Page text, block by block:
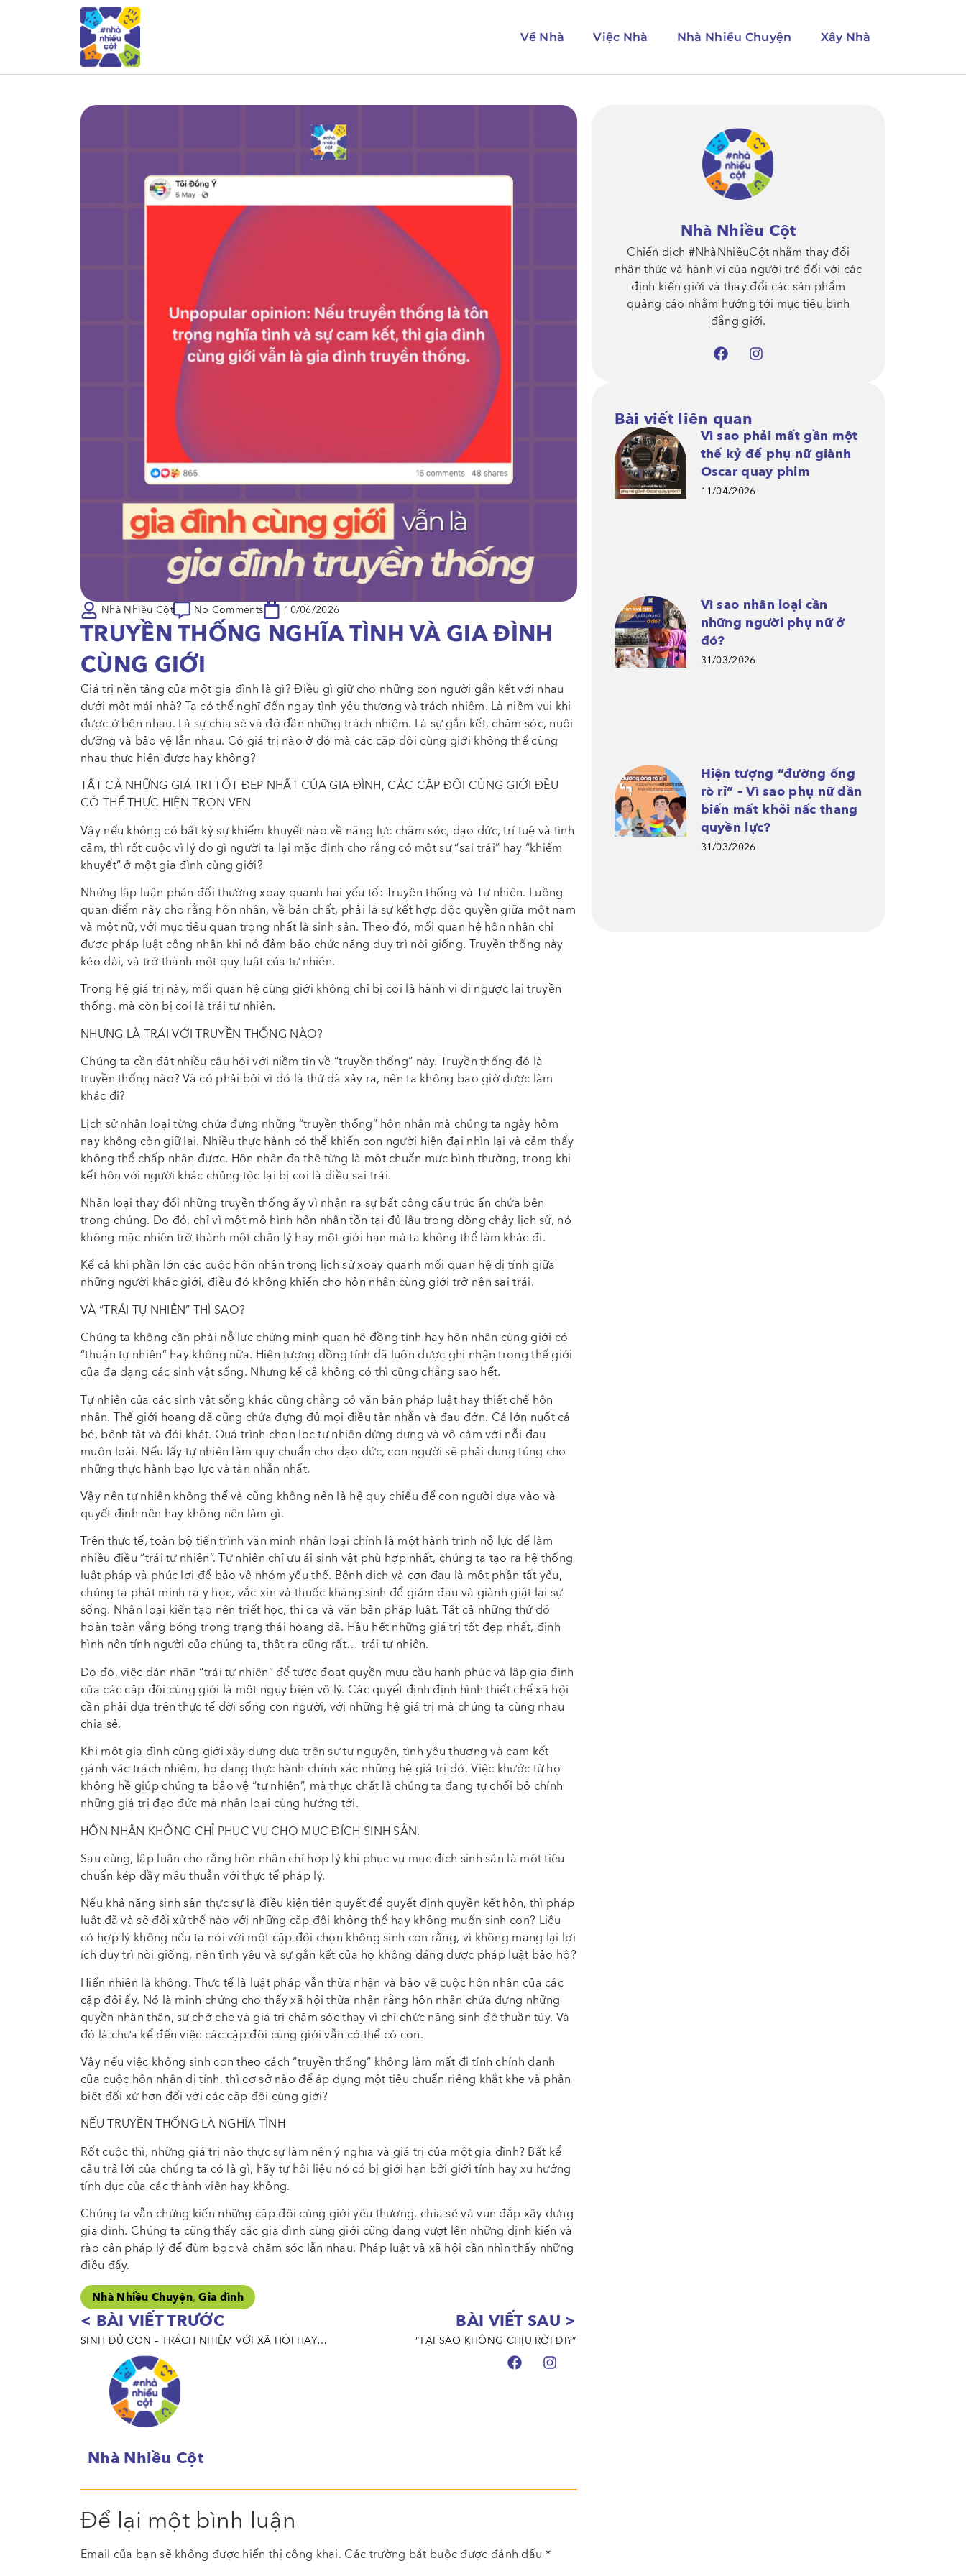
Về Nhà Việc Nhà Nhà Nhiều Chuyện Xây Nhà
Nhà Nhiều Cột No Comments 10/06/2026
TRUYỀN THỐNG NGHĨA TÌNH VÀ GIA ĐÌNH
CÙNG GIỚI
Giá trị nền tảng của một gia đình là gì? Điều gì giữ cho những con người gắn kết với nhau
dưới một mái nhà? Ta có thể nghĩ đến ngay tình yêu thương và trách nhiệm. Là niềm vui khi
được ở bên nhau. Là sự chia sẻ và đỡ đần những trách nhiệm. Là sự gắn kết, chăm sóc, nuôi
dưỡng và bảo vệ lẫn nhau. Có giá trị nào ở đó mà các cặp đôi cùng giới không thể cùng
nhau thực hiện được hay không?
TẤT CẢ NHỮNG GIÁ TRỊ TỐT ĐẸP NHẤT CỦA GIA ĐÌNH, CÁC CẶP ĐÔI CÙNG GIỚI ĐỀU
CÓ THỂ THỰC HIỆN TRỌN VẸN
Vậy nếu không có bất kỳ sự khiếm khuyết nào về năng lực chăm sóc, đạo đức, trí tuệ và tình
cảm, thì rốt cuộc vì lý do gì người ta lại mặc định cho rằng có một sự “sai trái” hay “khiếm
khuyết” ở một gia đình cùng giới?
Những lập luận phản đối thường xoay quanh hai yếu tố: Truyền thống và Tự nhiên. Luồng
quan điểm này cho rằng hôn nhân, về bản chất, phải là sự kết hợp độc quyền giữa một nam
và một nữ, với mục tiêu quan trọng nhất là sinh sản. Theo đó, mối quan hệ hôn nhân chỉ
được pháp luật công nhận khi nó đảm bảo chức năng duy trì nòi giống. Truyền thống này
kéo dài, và trở thành một quy luật của tự nhiên.
Trong hệ giá trị này, mối quan hệ cùng giới không chỉ bị coi là hành vi đi ngược lại truyền
thống, mà còn bị coi là trái tự nhiên.
NHƯNG LÀ TRÁI VỚI TRUYỀN THỐNG NÀO?
Chúng ta cần đặt nhiều câu hỏi với niềm tin về “truyền thống” này. Truyền thống đó là
truyền thống nào? Và có phải bởi vì đó là thứ đã xảy ra, nên ta không bao giờ được làm
khác đi?
Lịch sử nhân loại từng chứa đựng những “truyền thống” hôn nhân mà chúng ta ngày hôm
nay không còn giữ lại. Nhiều thực hành có thể khiến con người hiện đại nhìn lại và cảm thấy
không thể chấp nhận được. Hôn nhân đa thê từng là một chuẩn mực bình thường, trong khi
kết hôn với người khác chủng tộc lại bị coi là điều sai trái.
Nhân loại thay đổi những truyền thống ấy vì nhận ra sự bất công cấu trúc ẩn chứa bên
trong chúng. Do đó, chỉ vì một mô hình hôn nhân tồn tại đủ lâu trong dòng chảy lịch sử, nó
không mặc nhiên trở thành một chân lý hay một giới hạn mà ta không thể làm khác đi.
Kể cả khi phần lớn các cuộc hôn nhân trong lịch sử xoay quanh mối quan hệ dị tính giữa
những người khác giới, điều đó không khiến cho hôn nhân cùng giới trở nên sai trái.
VÀ “TRÁI TỰ NHIÊN” THÌ SAO?
Chúng ta không cần phải nỗ lực chứng minh quan hệ đồng tính hay hôn nhân cùng giới có
“thuận tự nhiên” hay không nữa. Hiện tượng đồng tính đã luôn được ghi nhận trong thế giới
của đa dạng các sinh vật sống. Nhưng kể cả không có thì cũng chẳng sao hết.
Tự nhiên của các sinh vật sống khác cũng chẳng có văn bản pháp luật hay thiết chế hôn
nhân. Thế giới hoang dã cũng chứa đựng đủ mọi điều tàn nhẫn và đau đớn. Cá lớn nuốt cá
bé, bệnh tật và đói khát. Quá trình chọn lọc tự nhiên dửng dưng và vô cảm với nỗi đau
muôn loài. Nếu lấy tự nhiên làm quy chuẩn cho đạo đức, con người sẽ phải dung túng cho
những thực hành bạo lực và tàn nhẫn nhất.
Vậy nên tự nhiên không thể và cũng không nên là hệ quy chiếu để con người dựa vào và
quyết định nên hay không nên làm gì.
Trên thực tế, toàn bộ tiến trình văn minh nhân loại chính là một hành trình nỗ lực để làm
nhiều điều “trái tự nhiên”. Tự nhiên chỉ ưu ái sinh vật phù hợp nhất, chúng ta tạo ra hệ thống
luật pháp và phúc lợi để bảo vệ nhóm yếu thế. Bệnh dịch và cơn đau là một phần tất yếu,
chúng ta phát minh ra y học, vắc-xin và thuốc kháng sinh để giảm đau và giành giật lại sự
sống. Nhân loại kiến tạo nên triết học, thi ca và văn bản pháp luật. Tất cả những thứ đó
hoàn toàn vắng bóng trong trạng thái hoang dã. Hầu hết những giá trị tốt đẹp nhất, định
hình nên tính người của chúng ta, thật ra cũng rất… trái tự nhiên.
Do đó, việc dán nhãn “trái tự nhiên” để tước đoạt quyền mưu cầu hạnh phúc và lập gia đình
của các cặp đôi cùng giới là một ngụy biện vô lý. Các quyết định định hình thiết chế xã hội
cần phải dựa trên thực tế đời sống con người, với những hệ giá trị mà chúng ta cùng nhau
chia sẻ.
Khi một gia đình cùng giới xây dựng dựa trên sự tự nguyện, tình yêu thương và cam kết
gánh vác trách nhiệm, họ đang thực hành chính xác những hệ giá trị đó. Việc khước từ họ
không hề giúp chúng ta bảo vệ “tự nhiên”, mà thực chất là chúng ta đang tự chối bỏ chính
những giá trị đạo đức mà nhân loại cùng hướng tới.
HÔN NHÂN KHÔNG CHỈ PHỤC VỤ CHO MỤC ĐÍCH SINH SẢN.
Sau cùng, lập luận cho rằng hôn nhân chỉ hợp lý khi phục vụ mục đích sinh sản là một tiêu
chuẩn kép đầy mâu thuẫn với thực tế pháp lý.
Nếu khả năng sinh sản thực sự là điều kiện tiên quyết để quyết định quyền kết hôn, thì pháp
luật đã và sẽ đối xử thế nào với những cặp đôi không thể hay không muốn sinh con? Liệu
có hợp lý không nếu ta nói với một cặp đôi chọn không sinh con rằng, vì không mang lại lợi
ích duy trì nòi giống, nên tình yêu và sự gắn kết của họ không đáng được pháp luật bảo hộ?
Hiển nhiên là không. Thực tế là luật pháp vẫn thừa nhận và bảo vệ cuộc hôn nhân của các
cặp đôi ấy. Nó là minh chứng cho thấy xã hội thừa nhận rằng hôn nhân chứa đựng những
quyền nhân thân, sự chở che và giá trị chăm sóc thay vì chỉ chức năng sinh đẻ thuần túy. Và
đó là chưa kể đến việc các cặp đôi cùng giới vẫn có thể có con.
Vậy nếu việc không sinh con theo cách “truyền thống” không làm mất đi tính chính danh
của cuộc hôn nhân dị tính, thì cơ sở nào để áp dụng một tiêu chuẩn riêng khắt khe và phân
biệt đối xử hơn đối với các cặp đôi cùng giới?
NẾU TRUYỀN THỐNG LÀ NGHĨA TÌNH
Rốt cuộc thì, những giá trị nào thực sự làm nên ý nghĩa và giá trị của một gia đình? Bất kể
câu trả lời của chúng ta có là gì, hãy tự hỏi liệu nó có bị giới hạn bởi giới tính hay xu hướng
tính dục của các thành viên hay không.
Chúng ta vẫn chứng kiến những cặp đôi cùng giới yêu thương, chia sẻ và vun đắp xây dựng
gia đình. Chúng ta cũng thấy các gia đình cùng giới cũng đang vượt lên những định kiến và
rào cản pháp lý để đùm bọc và chăm sóc lẫn nhau. Pháp luật và xã hội cần nhìn thấy những
điều đấy.
Nhà Nhiều Chuyện, Gia đình
< BÀI VIẾT TRƯỚC
SINH ĐỦ CON – TRÁCH NHIỆM VỚI XÃ HỘI HAY TRÁCH NHIỆM CỦA XÃ HỘI?
BÀI VIẾT SAU >
“TẠI SAO KHÔNG CHỊU RỜI ĐI?”
Nhà Nhiều Cột
Để lại một bình luận
Email của bạn sẽ không được hiển thị công khai. Các trường bắt buộc được đánh dấu *
Nhà Nhiều Cột
Chiến dịch #NhàNhiềuCột nhằm thay đổi
nhận thức và hành vi của người trẻ đối với các
định kiến giới và thay đổi các sản phẩm
quảng cáo nhằm hướng tới mục tiêu bình
đẳng giới.
Bài viết liên quan
Vì sao phải mất gần một
thế kỷ để phụ nữ giành
Oscar quay phim
11/04/2026
Vì sao nhân loại cần
những người phụ nữ ở
đó?
31/03/2026
Hiện tượng “đường ống
rò rỉ” – Vì sao phụ nữ dần
biến mất khỏi nấc thang
quyền lực?
31/03/2026